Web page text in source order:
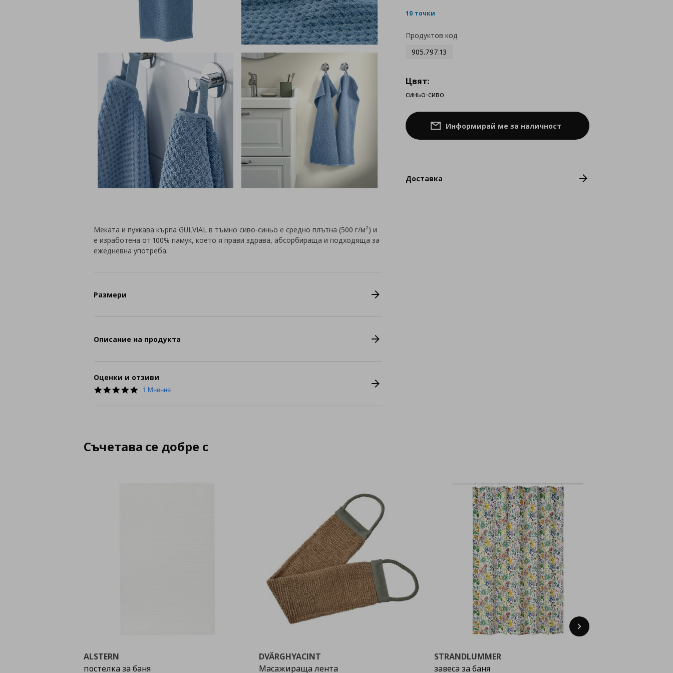
10 точки
Продуктов код
905.797.13
Цвят:
синьо-сиво
Информирай ме за наличност
Доставка
Меката и пухкава кърпа GULVIAL в тъмно сиво-синьо е средно плътна (500 г/м²) и
е изработена от 100% памук, което я прави здрава, абсорбираща и подходяща за
ежедневна употреба.
Размери
Описание на продукта
Оценки и отзиви
5.0
1 Мнение
Съчетава се добре с
ALSTERN
постелка за баня
DVÄRGHYACINT
Масажираща лента
STRANDLUMMER
завеса за баня
Next